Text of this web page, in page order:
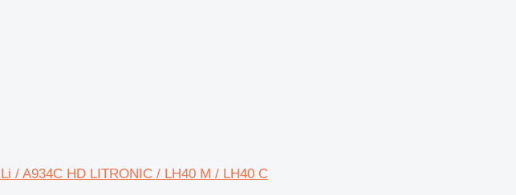
/ A934C HD LITRONIC / LH40 M / LH40 C